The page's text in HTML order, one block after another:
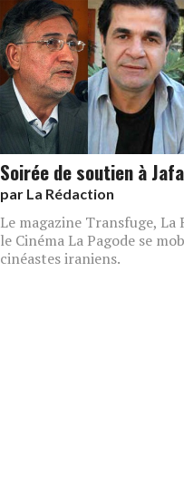
Soirée de soutien à
par La Rédaction
Le magazine Transfuge, La
le Cinéma La Pagode se
cinéastes iraniens.